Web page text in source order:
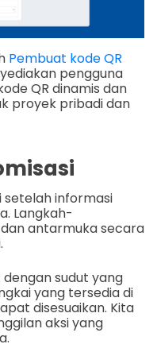
Pembuat kode QR
pengguna
QR dinamis dan
proyek pribadi dan
setelah informasi
Langkah-
antarmuka secara
sudut yang
yang tersedia di
disesuaikan. Kita
aksi yang